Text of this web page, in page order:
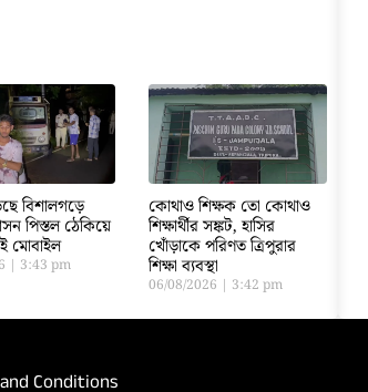
বিশালগড়ে
পিস্তল ঠেকিয়ে
মোবাইল
3:43 pm
কোথাও শিক্ষক তো কোথাও
শিক্ষার্থীর সঙ্কট, হাসির
খোঁড়াকে পরিণত ত্রিপুরার
শিক্ষা ব্যবস্থা
06/08/2026 3:42 pm
Conditions